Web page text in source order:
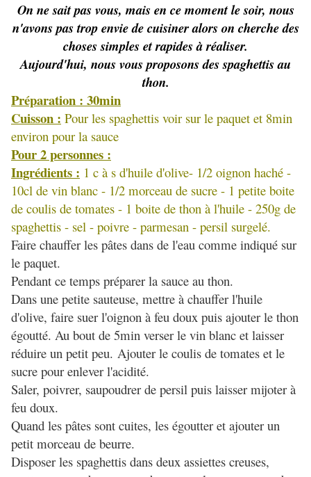
On ne sait pas vous, mais en ce moment le soir, nous
n'avons pas trop envie de cuisiner alors on cherche des
choses simples et rapides à réaliser.
Aujourd'hui, nous vous proposons des spaghettis au
thon.
Préparation : 30min
Cuisson : Pour les spaghettis voir sur le paquet et 8min
environ pour la sauce
Pour 2 personnes :
Ingrédients : 1 c à s d'huile d'olive- 1/2 oignon haché -
10cl de vin blanc - 1/2 morceau de sucre - 1 petite boite
de coulis de tomates - 1 boite de thon à l'huile - 250g de
spaghettis - sel - poivre - parmesan - persil surgelé.
Faire chauffer les pâtes dans de l'eau comme indiqué sur
le paquet.
Pendant ce temps préparer la sauce au thon.
Dans une petite sauteuse, mettre à chauffer l'huile
d'olive, faire suer l'oignon à feu doux puis ajouter le thon
égoutté. Au bout de 5min verser le vin blanc et laisser
réduire un petit peu. Ajouter le coulis de tomates et le
sucre pour enlever l'acidité.
Saler, poivrer, saupoudrer de persil puis laisser mijoter à
feu doux.
Quand les pâtes sont cuites, les égoutter et ajouter un
petit morceau de beurre.
Disposer les spaghettis dans deux assiettes creuses,